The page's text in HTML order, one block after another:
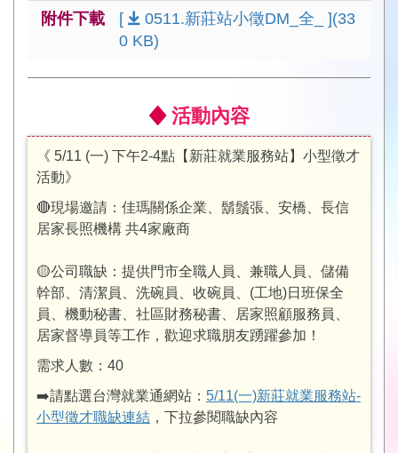
附件下載 [
0511.新莊站小徵DM_全_ ](33
0 KB)
活動內容
《 5/11 (一) 下午2-4點【新莊就業服務站】小型徵才
活動》
🔴現場邀請：佳瑪關係企業、鬍鬚張、安橋、長信
居家長照機構 共4家廠商
🟡公司職缺：提供門市全職人員、兼職人員、儲備
幹部、清潔員、洗碗員、收碗員、(工地)日班保全
員、機動秘書、社區財務秘書、居家照顧服務員、
居家督導員等工作，歡迎求職朋友踴躍參加！
需求人數： 40
➡️請點選台灣就業通網站： 5/11(一)新莊就業服務站-
小型徵才職缺連結 ，下拉參閱職缺內容​